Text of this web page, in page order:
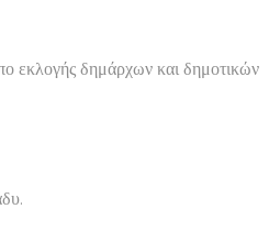
εκλογής δημάρχων και δημοτικών